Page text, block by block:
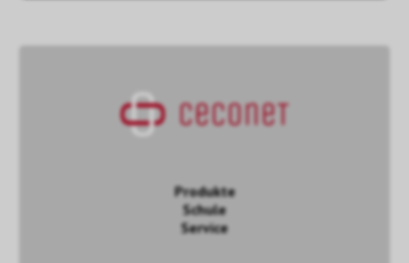
Produkte
Schule
Service